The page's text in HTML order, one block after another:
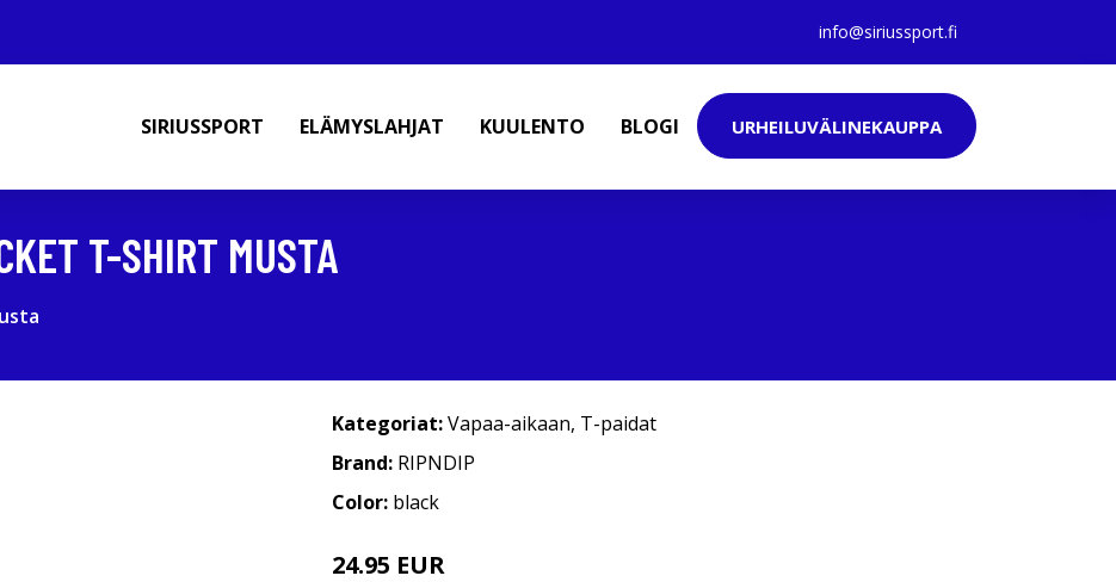
info@siriussport.fi
SIRIUSSPORT ELÄMYSLAHJAT KUULENTO BLOGI URHEILUVÄLINEKAUPPA
T-SHIRT MUSTA
Kategoriat:Vapaa-aikaan, T-paidat
Brand: RIPNDIP
Color: black
24.95 EUR